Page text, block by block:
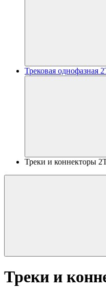
Трековая однофазная
Треки и коннекторы
Треки и